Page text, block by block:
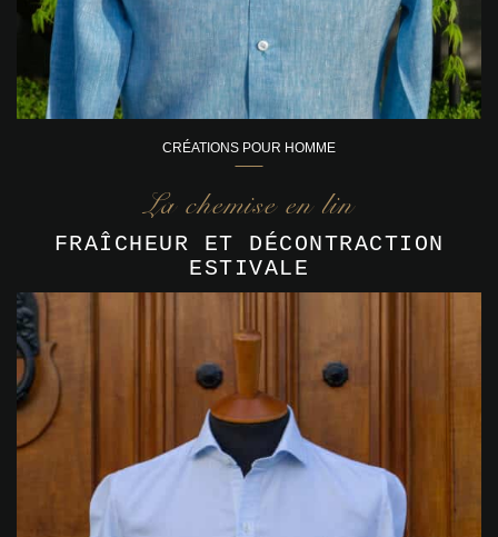
CRÉATIONS POUR HOMME
La chemise en lin
FRAÎCHEUR ET DÉCONTRACTION
ESTIVALE